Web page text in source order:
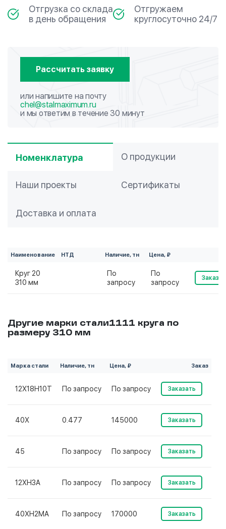
Отгрузка со склада
в день обращения
Отгружаем
круглосуточно 24/7
Рассчитать заявку
или напишите на почту
chel@stalmaximum.ru
и мы ответим в течение 30 минут
Номенклатура О продукции
Наши проекты Сертификаты
Доставка и оплата
Наименование НТД Наличие, тн Цена, ₽
Круг 20
310 мм
По
запросу
По
запросу
Другие марки стали1111 круга по
размеру 310 мм
Марка стали Наличие, тн Цена, ₽ Заказ
12Х18Н10Т По запросу По запросу Заказать
40Х 0.477 145000 Заказать
45 По запросу По запросу Заказать
12ХН3А По запросу По запросу Заказать
40ХН2МА По запросу 170000 Заказать